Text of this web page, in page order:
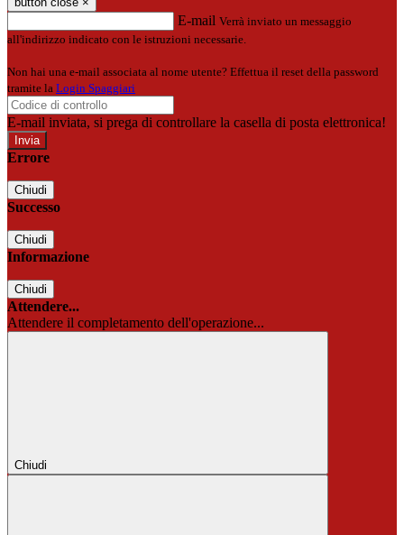
E-mail Verrà inviato un messaggio
all'indirizzo indicato con le istruzioni necessarie.
Non hai una e-mail associata al nome utente? Effettua il reset della password
tramite la Login Spaggiari
E-mail inviata, si prega di controllare la casella di posta elettronica!
Errore
Chiudi
Successo
Chiudi
Informazione
Chiudi
Attendere...
Attendere il completamento dell'operazione...
Chiudi